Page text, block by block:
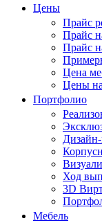
Цены
Прайс
Прайс
Прайс
Цена
Цены на
Портфолио
Ход
3D
Мебель